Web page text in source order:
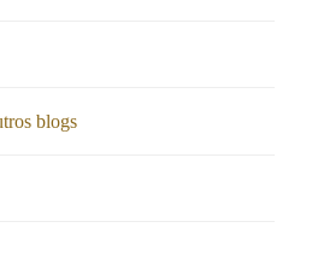
blogs